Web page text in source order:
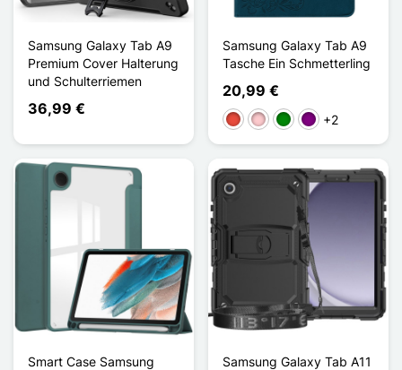
Samsung Galaxy Tab A9
Premium Cover Halterung
und Schulterriemen
36,99 €
Samsung Galaxy Tab A9
Tasche Ein Schmetterling
20,99 €
Rot PinkGrünViolett
+2
Smart Case Samsung
Samsung Galaxy Tab A11